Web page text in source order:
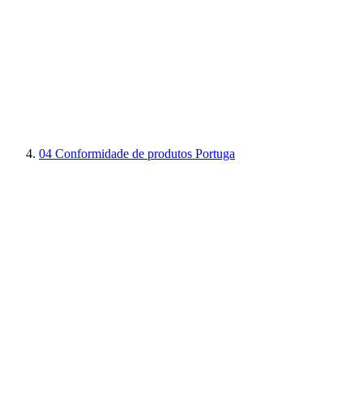
04 Conformidade de produtos Portuga